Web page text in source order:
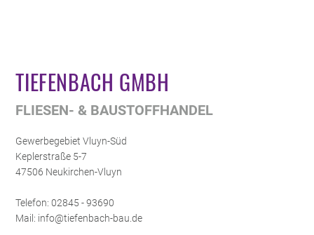
TIEFENBACH GMBH
FLIESEN- & BAUSTOFFHANDEL
Gewerbegebiet Vluyn-Süd
Keplerstraße 5-7
47506 Neukirchen-Vluyn
Telefon: 02845 - 93690
Mail: info@tiefenbach-bau.de